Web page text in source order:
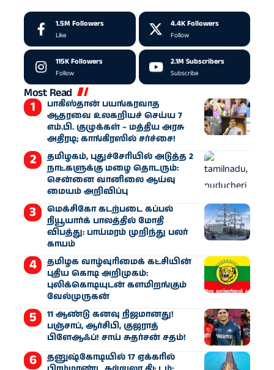
1.5M Followers
Like
4.4K Followers
Follow
115KFollowers
Follow
2.1M Subscribers
Subscribe
Most Read
பாகிஸ்தான் பயங்கரவாத
ஆதரவை உலகறியச் செய்ய 7
எம்.பி. குழுக்கள் – மத்திய அரசு
அதிரடி; காங்கிரஸில் சர்ச்சை!
தமிழகம், புதுச்சேரியில் அடுத்த 2
நாட்களுக்கு மழை தொடரும்:
சென்னை வானிலை ஆய்வு
மையம் அறிவிப்பு
மெக்சிகோ கடற்படை கப்பல்
நியூயார்க் பாலத்தில் மோதி
விபத்து: பாய்மரம் முறிந்து பலர்
காயம்
தமிழக வாழ்வுரிமைக் கட்சியின்
புதிய கொடி அறிமுகம்:
புலிக்கொடியுடன் களமிறங்கும்
வேல்முருகன்
11 ஆண்டு கனவு நிஜமானது!
பஞ்சாப், ஆர்சிபி, குஜராத்
பிளேஆஃப்! சாய் சுதர்சன் சதம்!
தனுஷ்கோடியில் 17 ஏக்கரில்